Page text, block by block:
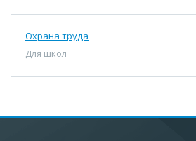
Охрана труда
Для школ